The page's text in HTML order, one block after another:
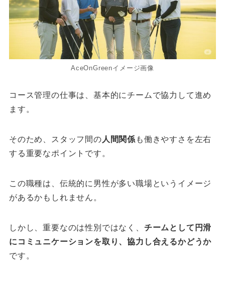
AceOnGreenイメージ画像
コース管理の仕事は、基本的にチームで協力して進め
ます。
そのため、スタッフ間の人間関係も働きやすさを左右
する重要なポイントです。
この職種は、伝統的に男性が多い職場というイメージ
があるかもしれません。
しかし、重要なのは性別ではなく、 チームとして円滑
にコミュニケーションを取り、協力し合えるかどうか
です。